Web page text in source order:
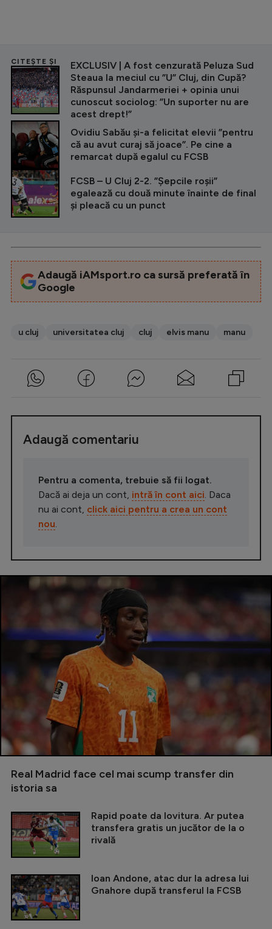
CITEȘTE ȘI
EXCLUSIV | A fost cenzurată Peluza Sud
Steaua la meciul cu ”U” Cluj, din Cupă?
Răspunsul Jandarmeriei + opinia unui
cunoscut sociolog: ”Un suporter nu are
acest drept!”
Ovidiu Sabău și-a felicitat elevii ”pentru
că au avut curaj să joace”. Pe cine a
remarcat după egalul cu FCSB
FCSB – U Cluj 2-2. ”Șepcile roșii”
egalează cu două minute înainte de final
și pleacă cu un punct
Adaugă iAMsport.ro ca sursă preferată în
Google
u cluj universitatea cluj cluj elvis manu manu
Adaugă comentariu
Pentru a comenta, trebuie să fii logat.
Dacă ai deja un cont, intră în cont aici . Daca
nu ai cont, click aici pentru a crea un cont
nou
Real Madrid face cel mai scump transfer din
istoria sa
Rapid poate da lovitura. Ar putea
transfera gratis un jucător de la o
rivală
Ioan Andone, atac dur la adresa lui
Gnahore după transferul la FCSB